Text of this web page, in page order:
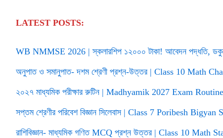
LATEST POSTS:
WB NMMSE 2026 | স্কলারশিপ ১২০০০ টাকা! আবেদন পদ্ধতি,
অনুপাত ও সমানুপাত- দশম শ্রেণী প্রশ্ন-উত্তর | Class 10 Math
২০২৭ মাধ্যমিক পরীক্ষার রুটিন | Madhyamik 2027 Exam
সপ্তম শ্রেণীর পরিবেশ বিজ্ঞান সিলেবাস | Class 7 Poribesh Bigyan
রাশিবিজ্ঞান- মাধ্যমিক গণিত MCQ প্রশ্ন উত্তর | Class 10 Math